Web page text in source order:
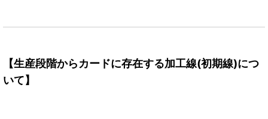
【生産段階からカードに存在する加工線(初期線)につ
いて】